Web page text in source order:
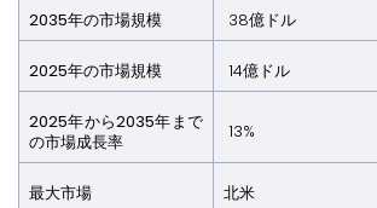
2035年の市場規模​​​​​​​ 38億ドル
2025年の市場規模 14億ドル
2025年から2035年まで
の市場成長率
13%
最大市場 北米